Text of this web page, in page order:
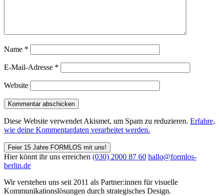
Name *
E-Mail-Adresse *
Website
Diese Website verwendet Akismet, um Spam zu reduzieren. Erfahre,
wie deine Kommentardaten verarbeitet werden.
Feier 15 Jahre FORMLOS mit uns!
Hier könnt ihr uns erreichen (030) 2000 87 60 hallo@formlos-
berlin.de
Wir verstehen uns seit 2011 als Partner:innen für visuelle
Kommunikations­lösungen durch strategisches Design.